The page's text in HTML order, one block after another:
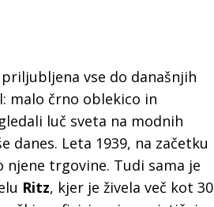
vse do današnjih
malo črno oblekico in
luč sveta na modnih
Leta 1939, na začetku
trgovine. Tudi sama je
Ritz, kjer je živela več kot 30